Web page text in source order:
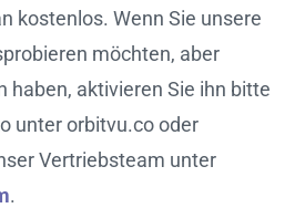
kostenlos. Wenn Sie unsere
möchten, aber
haben, aktivieren Sie ihn bitte
unter orbitvu.co oder
Vertriebsteam unter
.